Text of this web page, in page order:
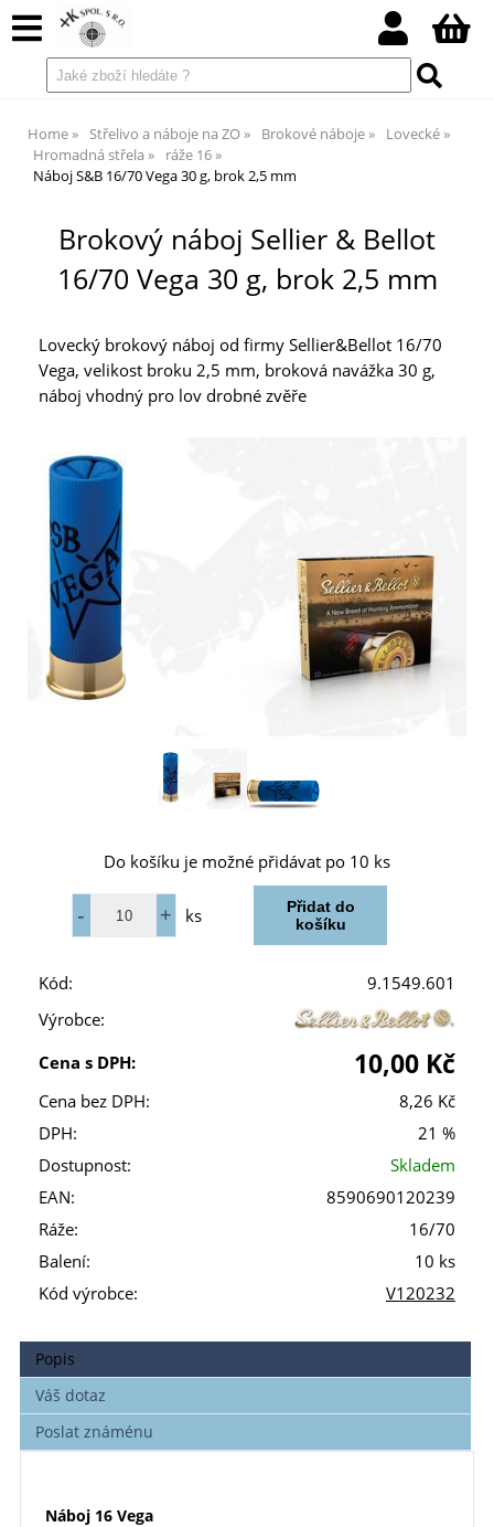
Home Střelivo a náboje na ZO Brokové náboje
Lovecké
Hromadná střela
ráže 16
Náboj S&B 16/70 Vega 30 g, brok 2,5 mm
Brokový náboj Sellier & Bellot
16/70 Vega 30 g, brok 2,5 mm
Lovecký brokový náboj od firmy Sellier&Bellot 16/70
Vega, velikost broku 2,5 mm, broková navážka 30 g,
náboj vhodný pro lov drobné zvěře
Do košíku je možné přidávat po 10 ks
ks
Kód:
9.1549.601
Výrobce:
Cena s DPH:
10,00 Kč
Cena bez DPH:
8,26 Kč
DPH:
21 %
Dostupnost:
Skladem
EAN:
8590690120239
Ráže:
16/70
Balení:
10 ks
Kód výrobce:
V120232
Popis
Váš dotaz
Poslat známénu
Náboj 16 Vega